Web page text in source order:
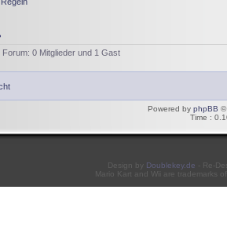
Forum: 0 Mitglieder und 1 Gast
Powered by phpBB ©
Time :
Design by Doublekey.de - Re-
Mario Kart and Wii are trademarks